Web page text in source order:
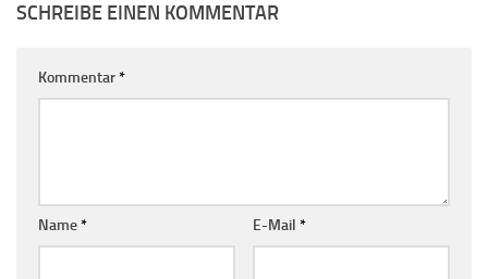
SCHREIBE EINEN KOMMENTAR
Kommentar*
Name* E-Mail *